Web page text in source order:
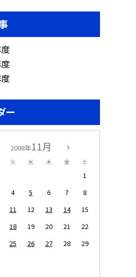
ー
2008年11月
火 水 木 金 土
1
4 5 6 7
8
11 12 13 14
15
18 19 20 21
22
25 26 27 28
29